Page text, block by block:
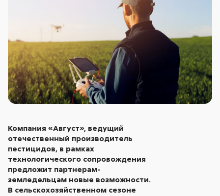
Компания «Август», ведущий
отечественный производитель
пестицидов, в рамках
технологического сопровождения
предложит партнерам-
земледельцам новые возможности.
В сельскохозяйственном сезоне